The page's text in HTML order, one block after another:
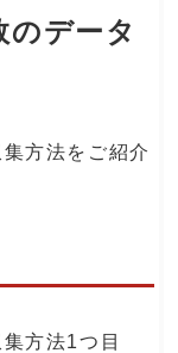
データ
方法をご紹介
方法1つ目